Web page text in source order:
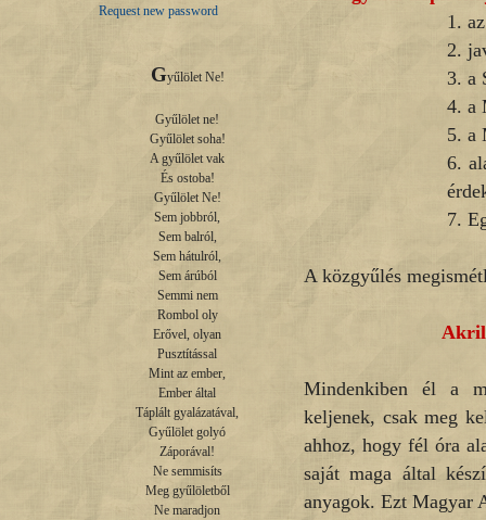
Request new password
Gyűlölet Ne!
Gyűlölet ne!
Gyűlölet soha!
A gyűlölet vak
És ostoba!
Gyűlölet Ne!
Sem jobbról,
Sem balról,
Sem hátulról,
Sem árúból
Semmi nem
Rombol oly
Erővel, olyan
Pusztítással
Mint az ember,
Ember által
Táplált gyalázatával,
Gyűlölet golyó
Záporával!
Ne semmisíts
Meg gyűlöletből
Ne maradjon
1.
2.
3. a
4. a
5. a
6.
7.
A közgyűlés
Mindenkiben él a
keljenek, csak meg
ahhoz, hogy fél óra
saját maga által
anyagok. Ezt Magyar